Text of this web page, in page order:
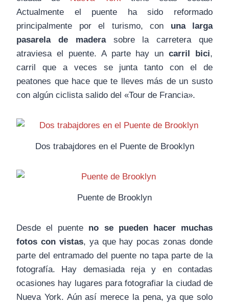
Actualmente el puente ha sido reformado
principalmente por el turismo, con una larga
pasarela de maderasobre la carretera que
atraviesa el puente. A parte hay uncarril bici,
carril que a veces se junta tanto con el de
peatones que hace que te lleves más de un susto
con algún ciclista salido del «Tour de Francia».
Dos trabajdores en el Puente de Brooklyn
Puente de Brooklyn
Desde el puente no se pueden hacer muchas
fotos con vistas, ya que hay pocas zonas donde
parte del entramado del puente no tapa parte de la
fotografía. Hay demasiada reja y en contadas
ocasiones hay lugares para fotografiar la ciudad de
Nueva York. Aún así merece la pena, ya que solo